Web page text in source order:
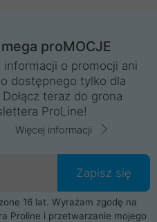
proMOCJE
informacji o promocji ani
dostępnego tylko dla
teraz do grona
ProLine!
Więcej informacji
Zapisz się
16 lat. Wyrażam zgodę na
Proline i przetwarzanie mojego